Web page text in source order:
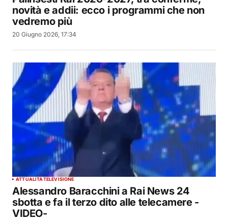
novità e addii: ecco i programmi che non
vedremo più
20 Giugno 2026, 17:34
ATTUALITÀTELEVISIONE
Alessandro Baracchini a Rai News 24
sbotta e fa il terzo dito alle telecamere -
VIDEO-